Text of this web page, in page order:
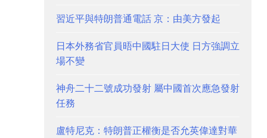
習近平與特朗普通電話 京：由美方發起
日本外務省官員晤中國駐日大使 日方強調立
場不變
神舟二十二號成功發射 屬中國首次應急發射
任務
盧特尼克：特朗普正權衡是否允英偉達對華